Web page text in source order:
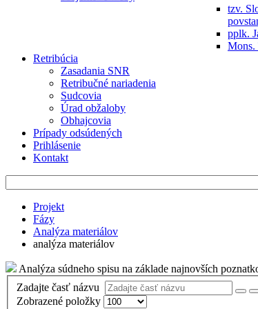
tzv.
pplk.
Mons.
Retribúcia
Zasadania SNR
Retribučné nariadenia
Sudcovia
Úrad obžaloby
Obhajcovia
Prípady odsúdených
Prihlásenie
Kontakt
Projekt
Fázy
Analýza materiálov
analýza materiálov
Analýza súdneho spisu na základe najnovších
Zadajte časť názvu
Zobrazené položky